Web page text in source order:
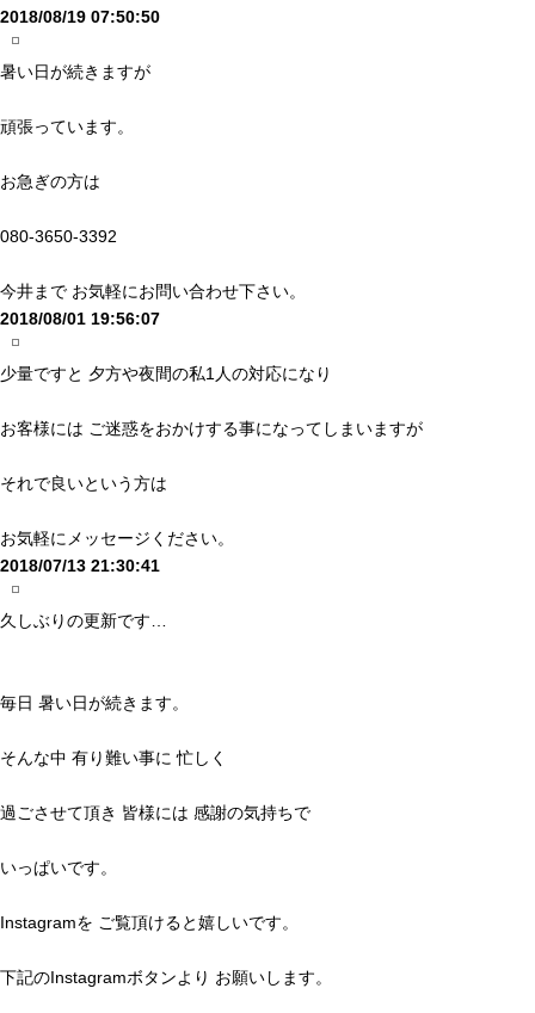
2018/08/19 07:50:50
暑い日が続きますが
頑張っています。
お急ぎの方は
080-3650-3392
今井まで お気軽にお問い合わせ下さい。
2018/08/01 19:56:07
少量ですと 夕方や夜間の私1人の対応になり
お客様には ご迷惑をおかけする事になってしまいますが
それで良いという方は
お気軽にメッセージください。
2018/07/13 21:30:41
久しぶりの更新です…
毎日 暑い日が続きます。
そんな中 有り難い事に 忙しく
過ごさせて頂き 皆様には 感謝の気持ちで
いっぱいです。
Instagramを ご覧頂けると嬉しいです。
下記のInstagramボタンより お願いします。